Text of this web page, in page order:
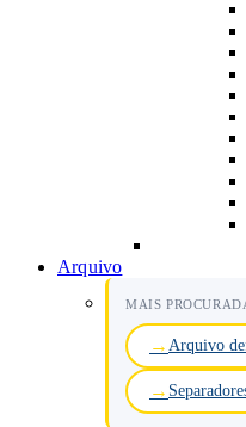
Arquivo
MAIS
Arquivo